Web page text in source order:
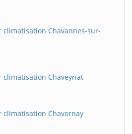
climatisation Chavannes-sur-
climatisation Chaveyriat
climatisation Chavornay